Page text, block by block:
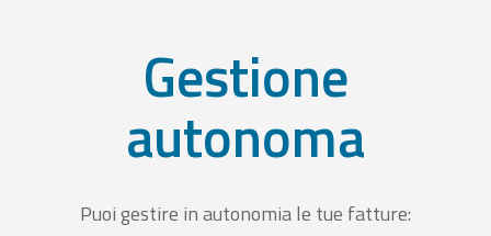
Gestione
autonoma
Puoi gestire in autonomia le tue fatture: